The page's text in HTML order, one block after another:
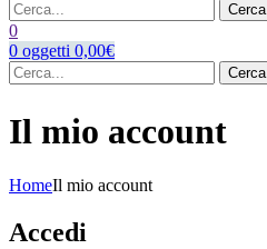
Cerca
0
0 oggetti 0,00€
Cerca
Il mio account
HomeIl mio account
Accedi